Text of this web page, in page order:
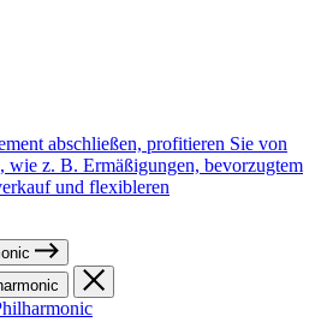
abschließen, profitieren Sie von
wie z. B. Ermäßigungen, bevorzugtem
und flexibleren